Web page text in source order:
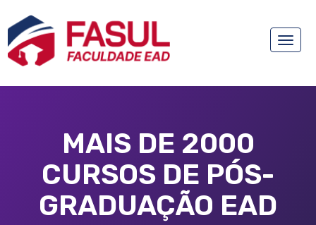
Toggle
MAIS DE 2000
CURSOS DE PÓS-
GRADUAÇÃO EAD